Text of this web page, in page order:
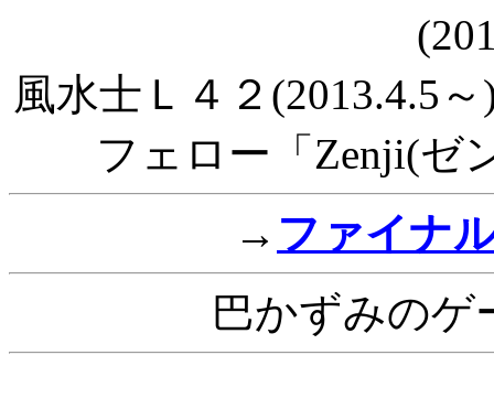
風水士Ｌ４２(2013.4.5
フェロー「Zenji(ゼ
→ ファイナ
巴かずみのゲ